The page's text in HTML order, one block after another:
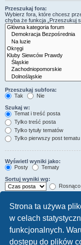
Strona ta używa
w celach
funkcjonalnych.
dostępu do plików
Przeszukaj fora:
Wybierz fora, które chcesz
chyba że funkcja „Przeszukuj
Przeszukaj subfora:
Tak
Nie
Szukaj w:
Temat i treść posta
Tylko treść posta
Tylko tytuły tematów
Tylko pierwszy post tematu
Wyświetl wyniki jako:
Posty
Tematy
Sortuj wyniki wg:
Rosnąco
Wyświetl pierwsze:
znaków w poście